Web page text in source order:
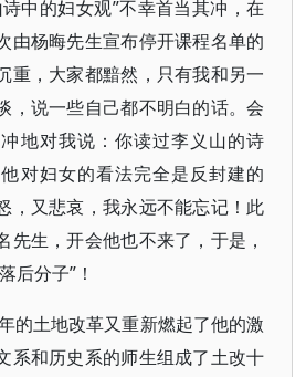
中的妇女观”不幸首当其冲，在
由杨晦先生宣布停开课程名单的
重，大家都黯然，只有我和另一
，说一些自己都不明白的话。会
地对我说：你读过李义山的诗
对妇女的看法完全是反封建的
，又悲哀，我永远不能忘记！此
先生，开会他也不来了，于是，
后分子”！
的土地改革又重新燃起了他的激
系和历史系的师生组成了土改十